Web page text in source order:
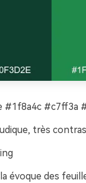
#c7ff3a
très
évoque des